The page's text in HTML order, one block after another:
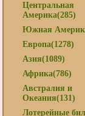
Центральная
Америка(285)
Южная
Европа(1278)
Азия(1089)
Африка(786)
Австралия и
Океания(131)
Лотерейные